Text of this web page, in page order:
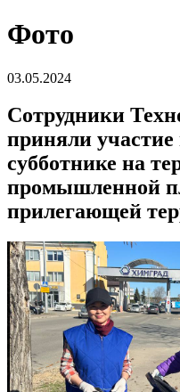
Фото
03.05.2024
Сотрудники
приняли участие
субботнике на
промышленной
прилегающей